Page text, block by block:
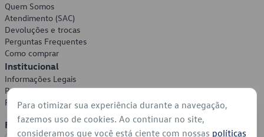
Quem Somos
Atendimento (SAC)
Devoluções e trocas
Perguntas Frequentes
Como comprar
Institucional
Informações Legais
Política de Privacidade
Política de Cookies
Formas de Pagamento
Para otimizar sua experiência durante a navegação,
fazemos uso de cookies. Ao continuar no site,
consideramos que você está ciente com nossas políticas